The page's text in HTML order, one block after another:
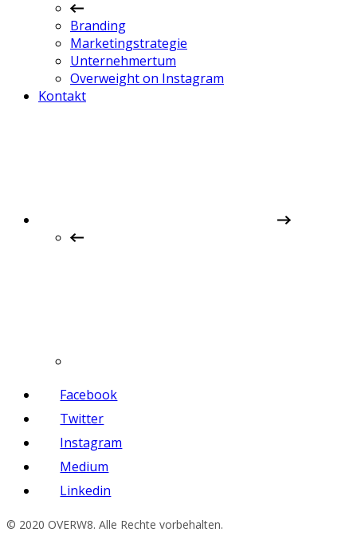
Branding
Marketingstrategie
Unternehmertum
Overweight on Instagram
Kontakt
Facebook
Twitter
Instagram
Medium
Linkedin
© 2020 OVERW8. Alle Rechte vorbehalten.